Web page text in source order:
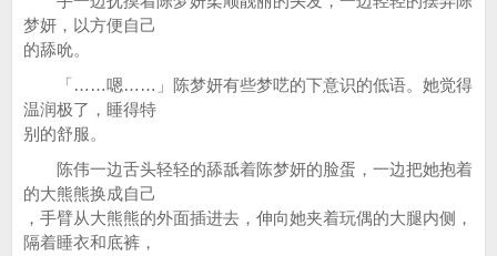
梦妍，以方便自己
的舔吮。
「……嗯……」陈梦妍有些梦呓的下意识的低语。她觉得
温润极了，睡得特
别的舒服。
陈伟一边舌头轻轻的舔舐着陈梦妍的脸蛋，一边把她抱着
的大熊熊换成自己
，手臂从大熊熊的外面插进去，伸向她夹着玩偶的大腿内侧，
隔着睡衣和底裤，